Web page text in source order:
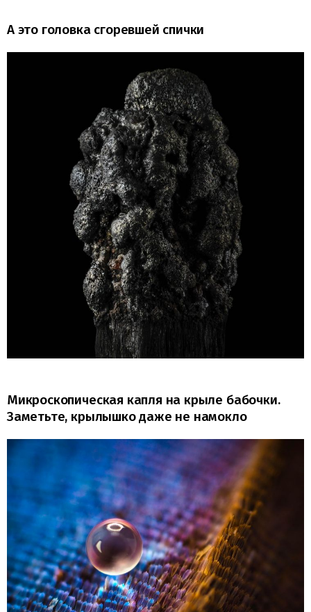
А это головка сгоревшей спички
Микроскопическая капля на крыле бабочки.
Заметьте, крылышко даже не намокло